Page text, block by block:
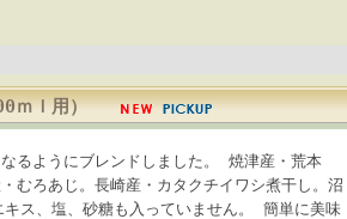
ｍｌ用）
るようにブレンドしました。 焼津産・荒本
むろあじ。長崎産・カタクチイワシ煮干し。沼
ス、塩、砂糖も入っていません。 簡単に美味